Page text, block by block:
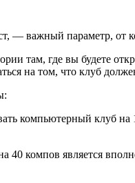
— важный параметр, от
там, где вы будете
на том, что клуб
компьютерный клуб
компов является